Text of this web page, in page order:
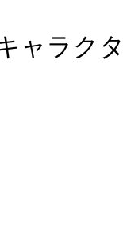
ャラク